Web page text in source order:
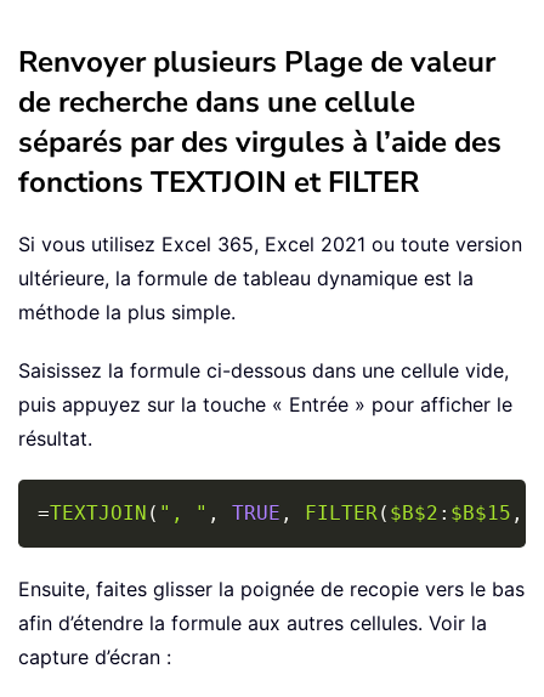
Renvoyer plusieurs Plage de valeur
de recherche dans une cellule
séparés par des virgules à l’aide des
fonctions TEXTJOIN et FILTER
Si vous utilisez Excel 365, Excel 2021 ou toute version
ultérieure, la formule de tableau dynamique est la
méthode la plus simple.
Saisissez la formule ci-dessous dans une cellule vide,
puis appuyez sur la touche « Entrée » pour afficher le
résultat.
=TEXTJOIN ( ", " , TRUE , FILTER( $B$2 : $B$15 ,
Copy
Ensuite, faites glisser la poignée de recopie vers le bas
afin d’étendre la formule aux autres cellules. Voir la
capture d’écran :